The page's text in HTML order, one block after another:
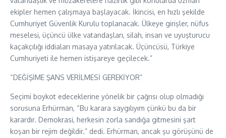
ekipler hemen çalışmaya başlayacak. İkincisi, en hızlı şekilde
Cumhuriyet Güvenlik Kurulu toplanacak. Ülkeye girişler, nüfus
meselesi, üçüncü ülke vatandaşları, silah, insan ve uyuşturucu
kaçakçılığı iddiaları masaya yatırılacak. Üçüncüsü, Türkiye
Cumhuriyeti ile hemen istişareye geçilecek.”
“DEĞİŞİME ŞANS VERİLMESİ GEREKİYOR”
Seçimi boykot edeceklerine yönelik bir çağrısı olup olmadığı
sorusuna Erhürman, “Bu karara saygılıyım çünkü bu da bir
karardır. Demokrasi, herkesin zorla sandığa gitmesini şart
koşan bir rejim değildir.” dedi. Erhürman, ancak şu görüşünü de